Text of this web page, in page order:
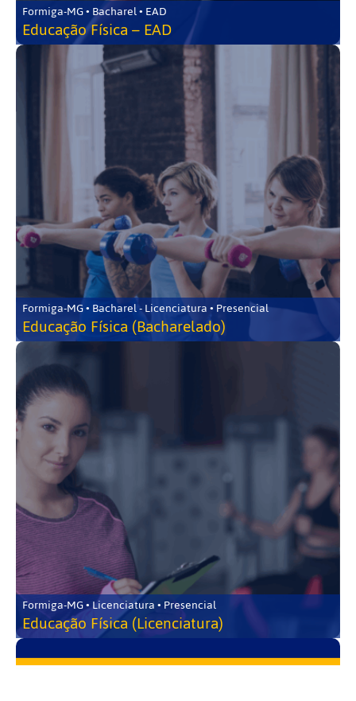
Formiga-MG • Bacharel • EAD
Educação Física – EAD
Formiga-MG • Bacharel - Licenciatura • Presencial
Educação Física (Bacharelado)
Formiga-MG • Licenciatura • Presencial
Educação Física (Licenciatura)